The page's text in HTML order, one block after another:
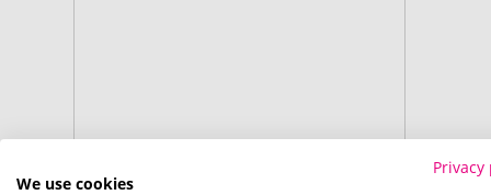
Privacy
We use cookies